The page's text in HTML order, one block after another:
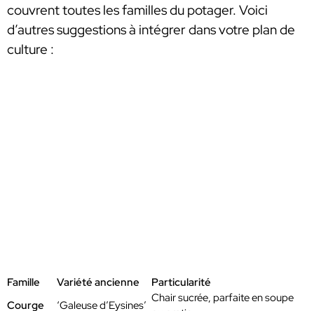
couvrent toutes les familles du potager. Voici
d’autres suggestions à intégrer dans votre plan de
culture :
Famille Variété ancienne
Particularité
Courge
‘Galeuse d’Eysines’
Chair sucrée, parfaite en soupe